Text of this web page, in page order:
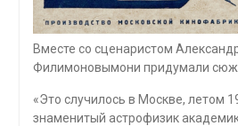
Вместе со сценаристом
Филимоновымони придумали
«Это случилось в Москве, летом
знаменитый астрофизик